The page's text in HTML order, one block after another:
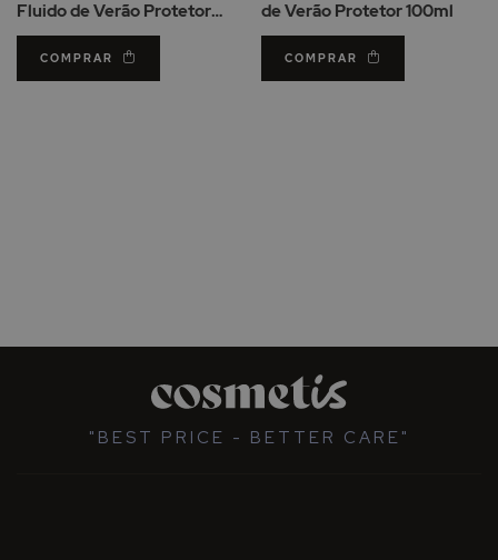
Fluido de Verão Protetor
100ml
COMPRAR
de Verão Protetor 100ml
COMPRAR
"BEST PRICE - BETTER CARE"